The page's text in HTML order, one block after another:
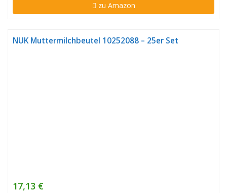
zu Amazon
NUK Muttermilchbeutel 10252088 – 25er Set
17,13 €